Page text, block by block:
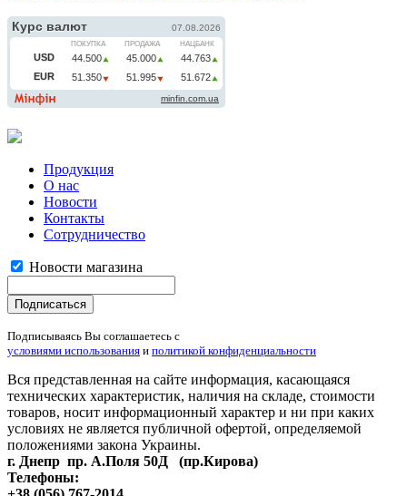
Продукция
О нас
Новости
Контакты
Сотрудничество
Новости магазина
Подписываясь Вы соглашаетесь с
условиями использования и политикой конфиденциальности
Вся представленная на сайте информация, касающаяся
технических характеристик, наличия на складе, стоимости
товаров, носит информационный характер и ни при каких
условиях не является публичной офертой, определяемой
положениями закона Украины.
г. Днепр пр. А.Поля 50Д (пр.Кирова)
Телефоны: